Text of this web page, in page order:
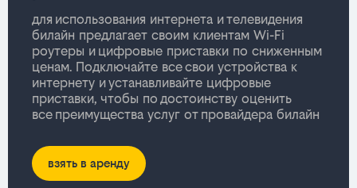
для использования интернета и телевидения
билайн предлагает своим клиентам Wi-Fi
роутеры и цифровые приставки по сниженным
ценам. Подключайте все свои устройства к
интернету и устанавливайте цифровые
приставки, чтобы по достоинству оценить
все преимущества услуг от провайдера билайн
взять в аренду